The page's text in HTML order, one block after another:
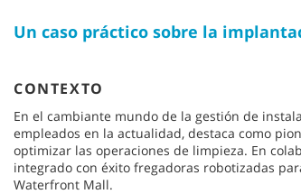
Un caso práctico sobre la
CONTEXTO
En el cambiante mundo de la gestión de
empleados en la actualidad, destaca como
optimizar las operaciones de limpieza. En
integrado con éxito fregadoras robotizadas
Waterfront Mall.